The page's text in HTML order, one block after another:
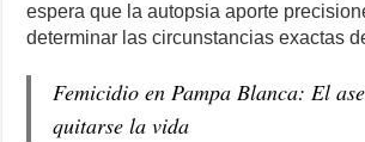
espera que la autopsia aporte
determinar las circunstancias exactas
Femicidio en Pampa Blanca: El
quitarse la vida